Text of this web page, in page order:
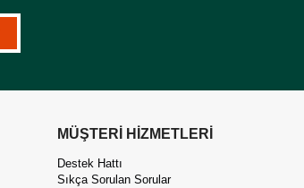
MÜŞTERİ HİZMETLERİ
Destek Hattı
Sıkça Sorulan Sorular